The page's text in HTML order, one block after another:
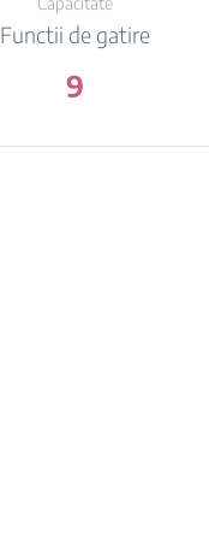
Functii de gatire
9